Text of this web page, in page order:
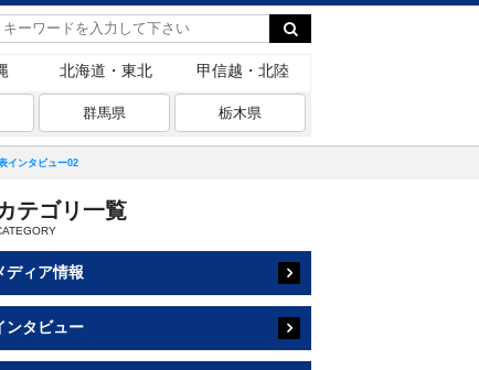
北海道・東北 甲信越・北陸
群馬県 栃木県
インタビュー02
テゴリ一覧
ディア情報
ンタビュー